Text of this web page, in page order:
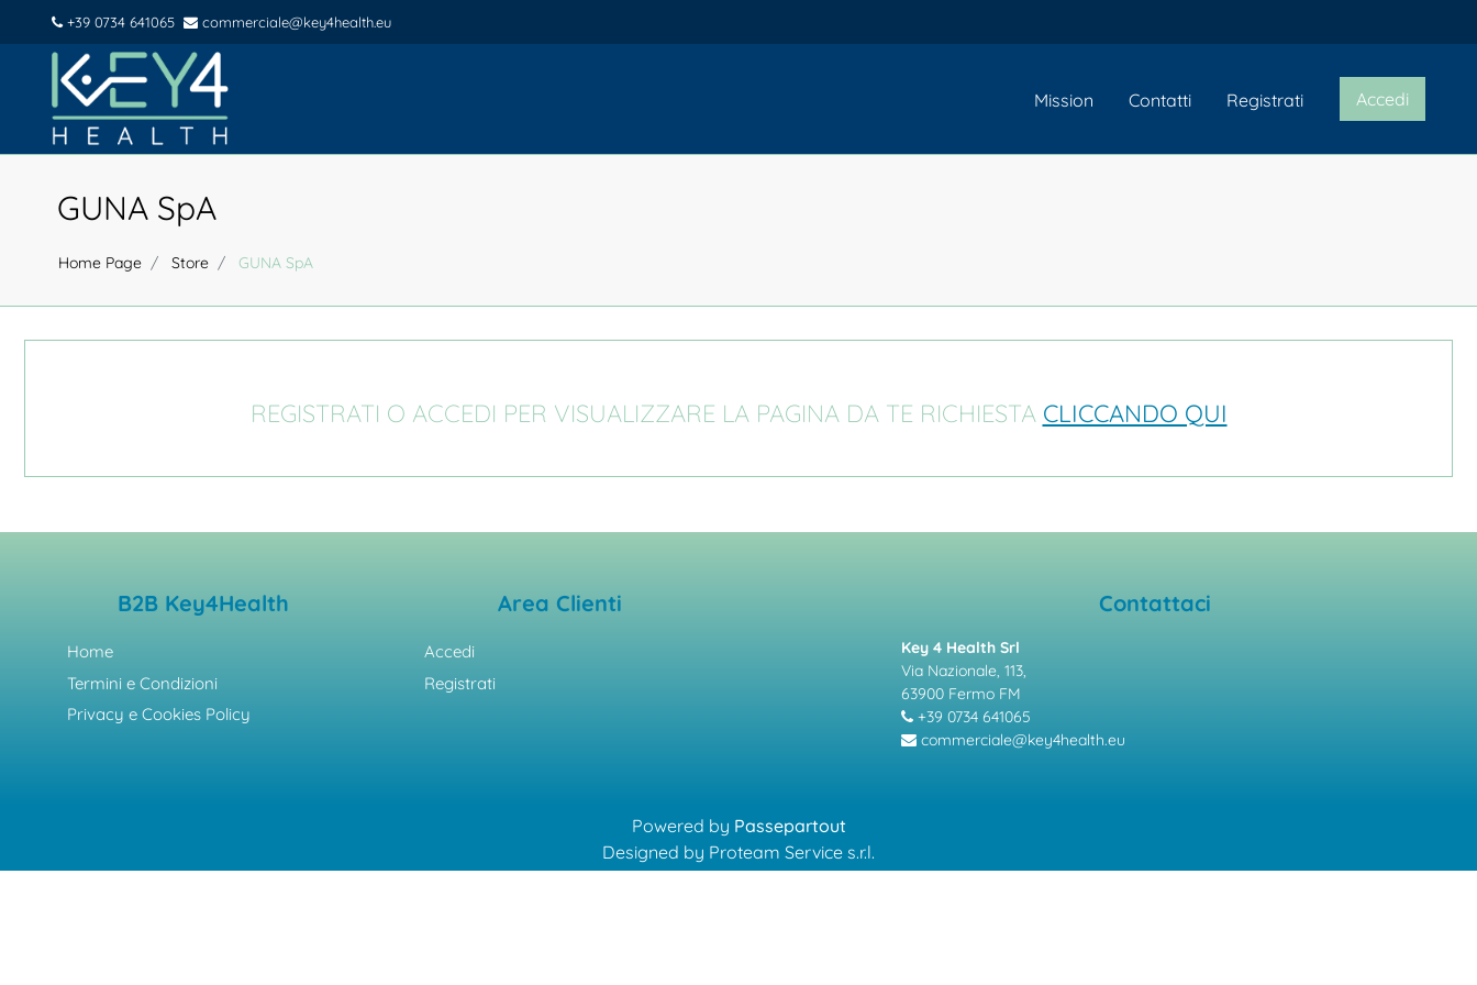
+39 0734 641065 commerciale@key4health.eu
Mission Contatti Registrati Accedi
GUNA SpA
Home Page Store GUNA SpA
REGISTRATI O ACCEDI PER VISUALIZZARE LA PAGINA DA TE RICHIESTA CLICCANDO QUI
B2B Key4Health
Home
Termini e Condizioni
Privacy e Cookies Policy
Area Clienti
Accedi
Registrati
Contattaci
Key 4 Health Srl
Via Nazionale, 113,
63900 Fermo FM
+39 0734 641065
commerciale@key4health.eu
Powered by Passepartout
Designed by Proteam Service s.r.l.